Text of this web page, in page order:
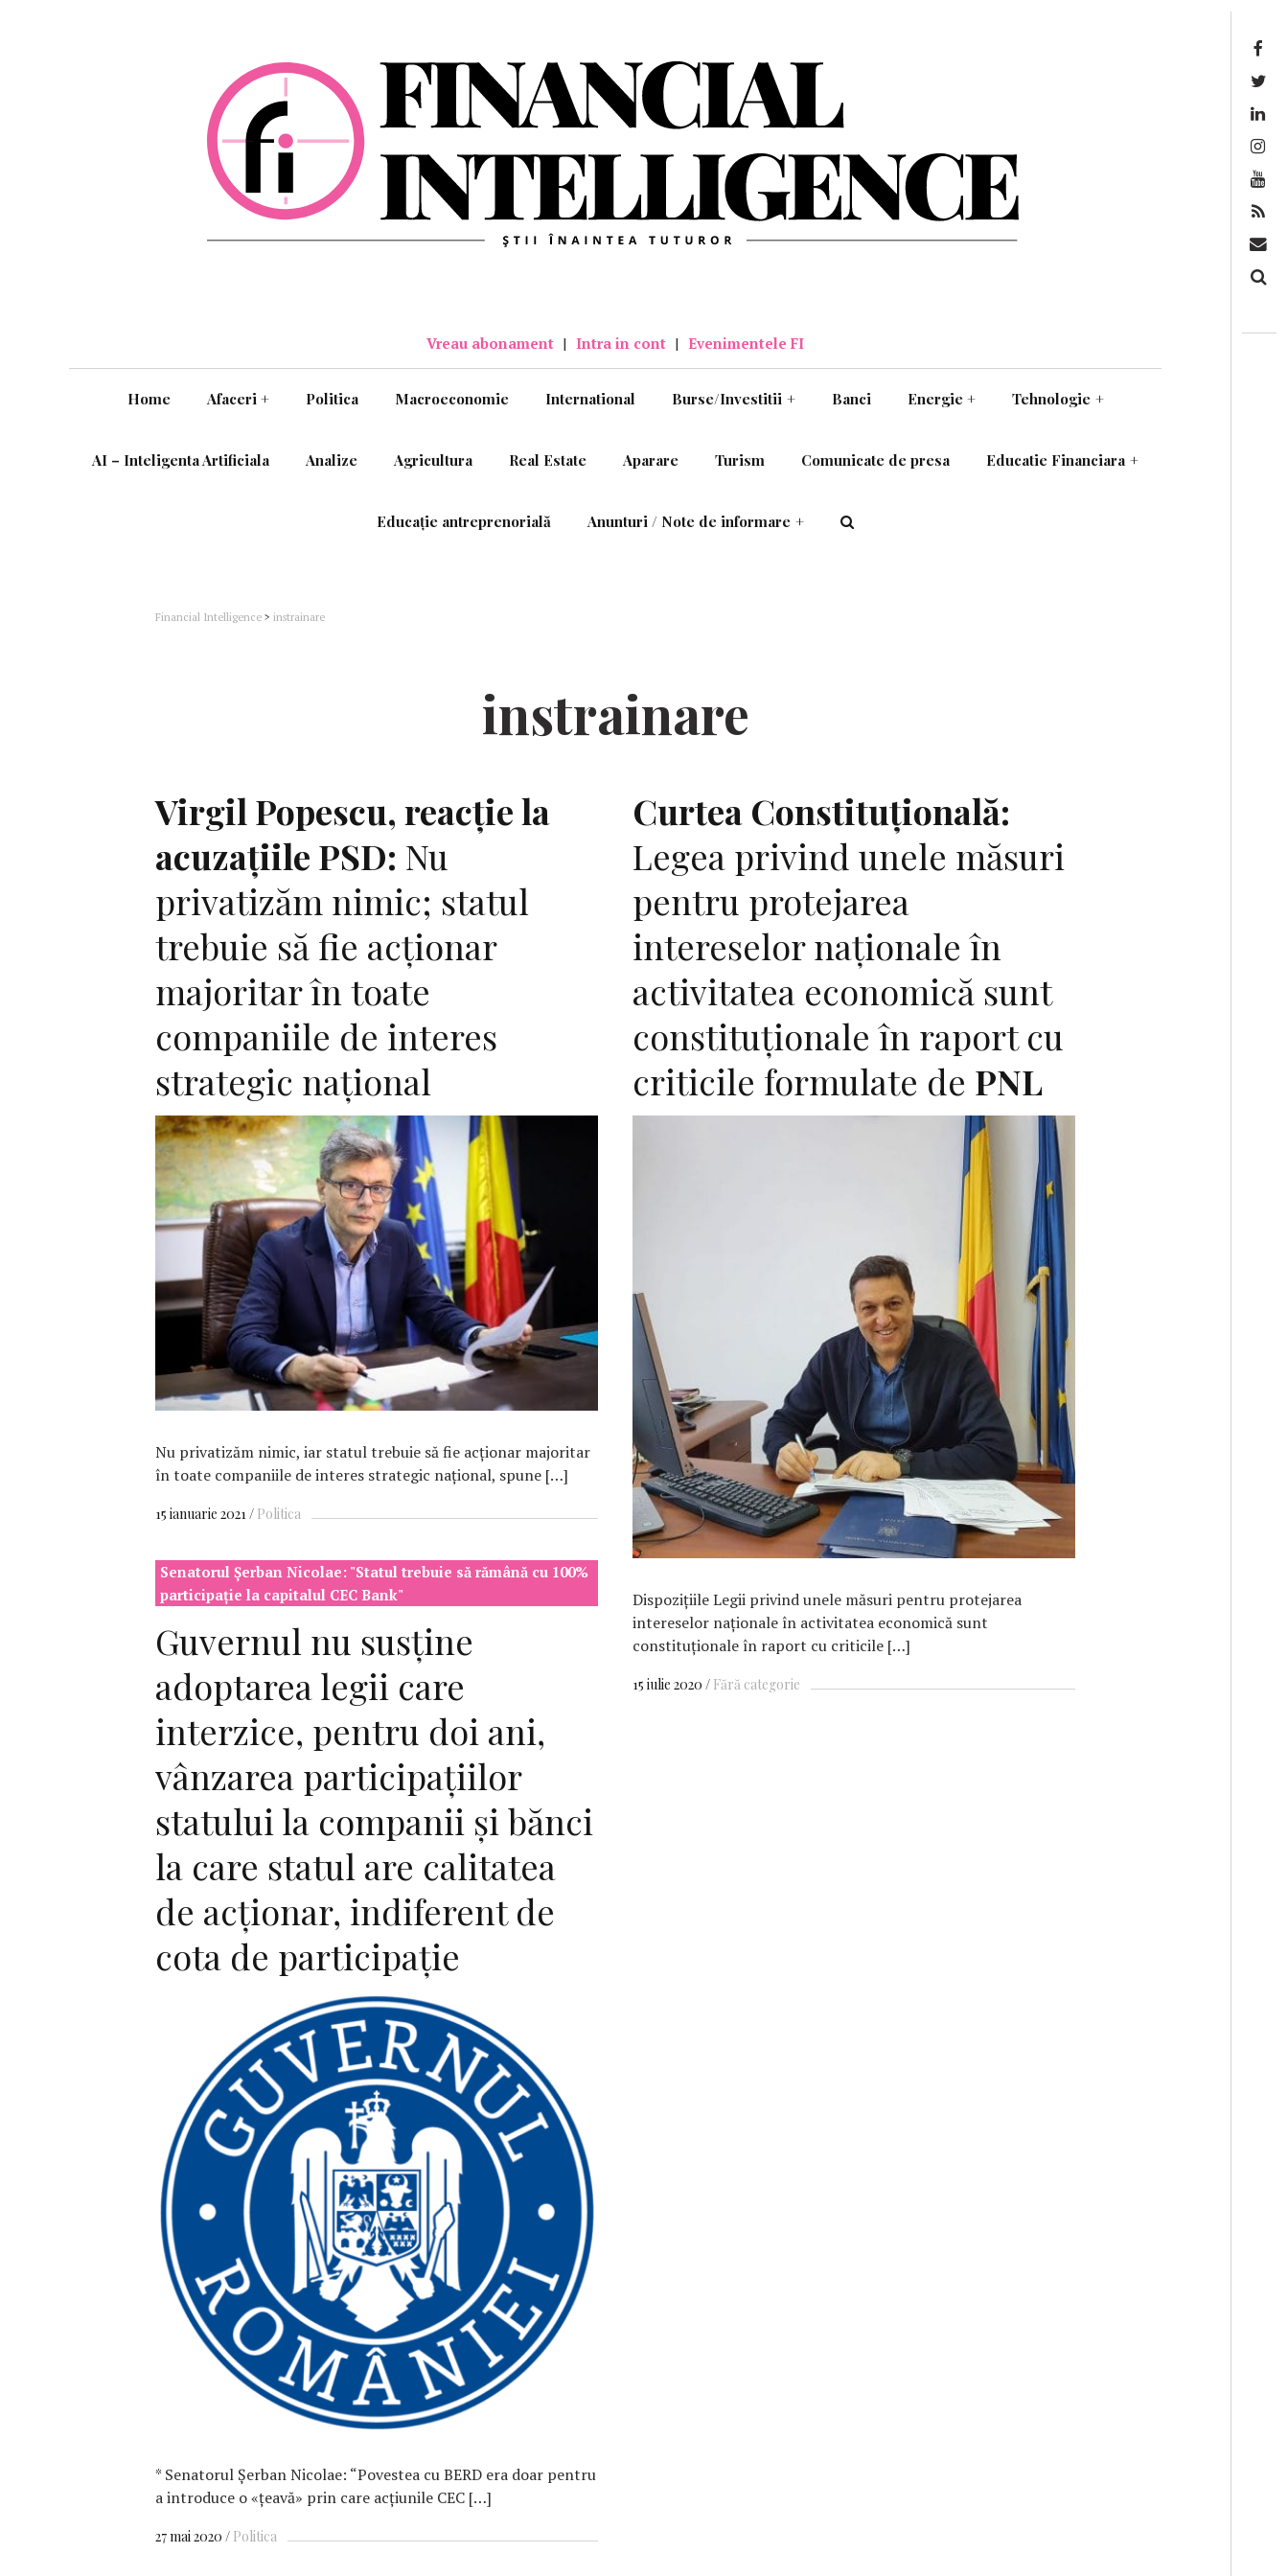
Vreau abonament | Intra in cont | Evenimentele FI
Home Afaceri + Politica Macroeconomie International Burse/Investitii + Banci Energie + Tehnologie +
AI – Inteligenta Artificiala Analize Agricultura Real Estate Aparare Turism Comunicate de presa Educatie Financiara +
Educație antreprenorială Anunturi / Note de informare +
Financial Intelligence > instrainare
instrainare
Virgil Popescu, reacţie la
acuzaţiile PSD: Nu
privatizăm nimic; statul
trebuie să fie acţionar
majoritar în toate
companiile de interes
strategic naţional
F
Nu privatizăm nimic, iar statul trebuie să fie acţionar majoritar
în toate companiile de interes strategic naţional, spune […]
15 ianuarie 2021 Politica
Curtea Constituţională:
Legea privind unele măsuri
pentru protejarea
intereselor naționale în
activitatea economică sunt
constituţionale în raport cu
criticile formulate de PNL
F
Dispoziţiile Legii privind unele măsuri pentru protejarea
intereselor naționale în activitatea economică sunt
constituţionale în raport cu criticile […]
15 iulie 2020 Fără categorie
Senatorul Şerban Nicolae: "Statul trebuie să rămână cu 100%
participație la capitalul CEC Bank"
Guvernul nu susține
adoptarea legii care
interzice, pentru doi ani,
vânzarea participaţiilor
statului la companii şi bănci
la care statul are calitatea
de acţionar, indiferent de
cota de participaţie
F
* Senatorul Şerban Nicolae: “Povestea cu BERD era doar pentru
a introduce o «țeavă» prin care acțiunile CEC […]
27 mai 2020 Politica